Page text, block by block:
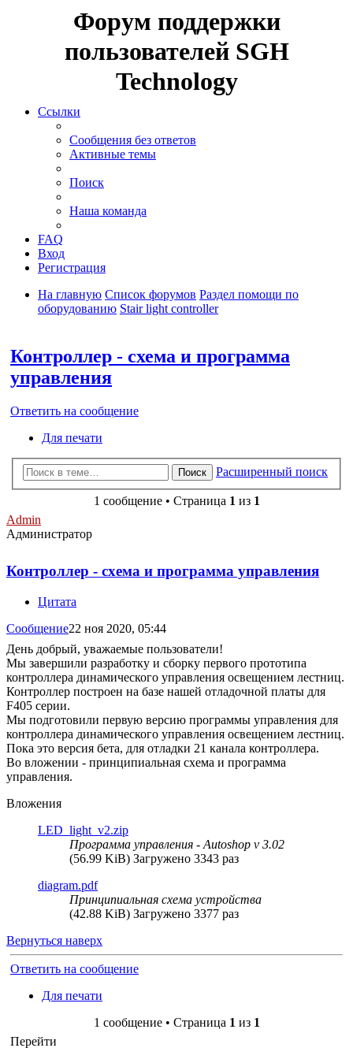
Форум поддержки
пользователей SGH
Technology
Ссылки
Сообщения без ответов
Активные темы
Поиск
Наша команда
FAQ
Вход
Регистрация
На главную Список форумов Раздел помощи по
оборудованию Stair light controller
Контроллер - схема и программа
управления
Ответить на сообщение
Для печати
Поиск Расширенный поиск
1 сообщение • Страница 1 из 1
Admin
Администратор
Контроллер - схема и программа управления
Цитата
Сообщение22 ноя 2020, 05:44
День добрый, уважаемые пользователи!
Мы завершили разработку и сборку первого прототипа
контроллера динамического управления освещением лестниц.
Контроллер построен на базе нашей отладочной платы для
F405 серии.
Мы подготовили первую версию программы управления для
контроллера динамического управления освещением лестниц.
Пока это версия бета, для отладки 21 канала контроллера.
Во вложении - принципиальная схема и программа
управления.
Вложения
LED_light_v2.zip
Программа управления - Autoshop v 3.02
(56.99 KiB) Загружено 3343 раз
diagram.pdf
Принципиальная схема устройства
(42.88 KiB) Загружено 3377 раз
Вернуться наверх
Ответить на сообщение
Для печати
1 сообщение • Страница 1 из 1
Перейти